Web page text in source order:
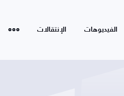
الفيديوهات الإنتقالات